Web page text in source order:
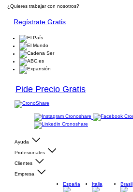
¿Quieres trabajar con nosotros?
Regístrate Gratis
Pide Precio Gratis
Ayuda
Profesionales
Clientes
Empresa
España
Italia Brasil